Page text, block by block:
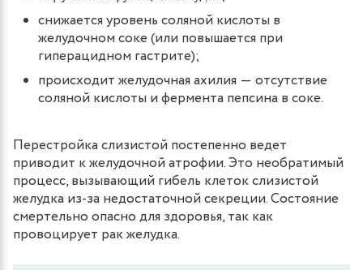
снижается уровень соляной кислоты в
желудочном соке (или повышается при
гиперацидном гастрите);
происходит желудочная ахилия ― отсутствие
соляной кислоты и фермента пепсина в соке.
Перестройка слизистой постепенно ведет
приводит к желудочной атрофии. Это необратимый
процесс, вызывающий гибель клеток слизистой
желудка из-за недостаточной секреции. Состояние
смертельно опасно для здоровья, так как
провоцирует рак желудка.